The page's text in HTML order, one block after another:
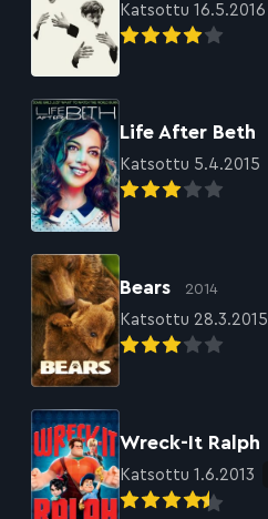
Katsottu 16.5.2016
Life After Beth
Katsottu 5.4.2015
Bears 2014
Katsottu 28.3.2015
Wreck-It Ralph
Katsottu 1.6.2013